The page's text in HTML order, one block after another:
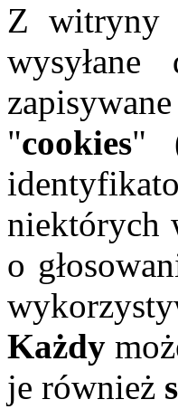
Z witryny
"cookies"
niektórych
o
Każdy
je również